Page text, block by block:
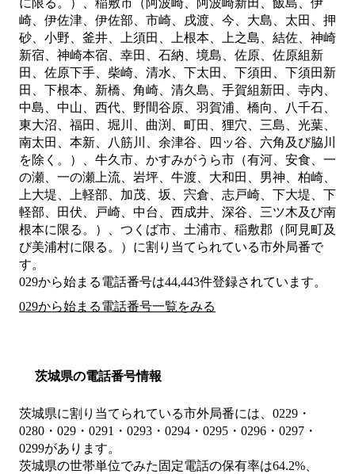
に限る。）、稲敷市（阿波崎、阿波崎新田、飯島、伊
崎、伊佐津、伊佐部、市崎、戌渡、今、大島、太田、押
砂、小野、釜井、上須田、上根本、上之島、結佐、神崎
新宿、神崎本宿、幸田、石納、境島、佐原、佐原組新
田、佐原下手、柴崎、清水、下太田、下須田、下須田新
田、下根本、新橋、角崎、清久島、手賀組新田、寺内、
中島、中山、西代、野間谷原、羽賀浦、橋向、八千石、
東大沼、福田、堀川、曲渕、町田、狸穴、三島、光葉、
南太田、本新、八筋川、余津谷、四ッ谷、六角及び脇川
を除く。）、牛久市、かすみがうら市（有河、安食、一
の瀬、一の瀬上流、岩坪、牛渡、大和田、男神、柏崎、
上大堤、上軽部、加茂、坂、宍倉、志戸崎、下大堤、下
軽部、田伏、戸崎、中台、西成井、深谷、三ツ木及び南
根本に限る。）、つくば市、土浦市、稲敷郡（阿見町及
び美浦村に限る。） に割り当てられている市外局番で
す。
029から始まる電話番号は44,443件登録されています。
029から始まる電話番号一覧をみる
茨城県の電話番号情報
茨城県に割り当てられている市外局番には、0229・
0280・029・0291・0293・0294・0295・0296・0297・
0299があります。
茨城県の世帯単位でみた固定電話の保有率は64.2%、